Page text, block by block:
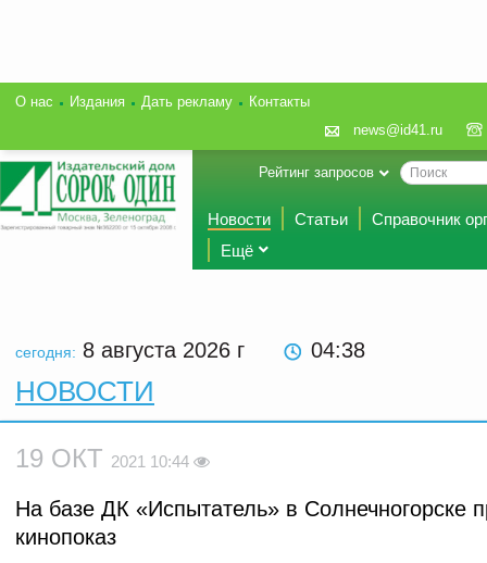
О нас Издания Дать рекламу
Контакты
news@id41.ru
Рейтинг запросов
Новости Статьи
Справочник
Ещё
сегодня: 8 августа 2026 г 04:38
НОВОСТИ
19 ОКТ 2021 10:44
На базе ДК «Испытатель» в Солнечногорске
кинопоказ